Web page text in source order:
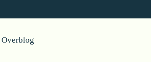
Overblog